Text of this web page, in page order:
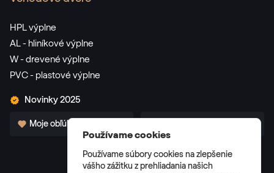
HPL výplne
AL - hliníkové výplne
W - drevené výplne
PVC - plastové výplne
Novinky 2025
Moje obľúbené
Používame cookies
Používame súbory cookies na zlepšenie
vášho zážitku z prehliadania našich